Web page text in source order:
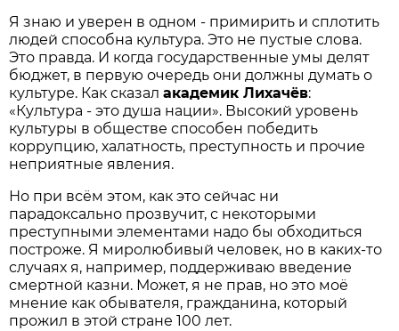
Я знаю и уверен в одном - примирить и сплотить
людей способна культура. Это не пустые слова.
Это правда. И когда государственные умы делят
бюджет, в первую очередь они должны думать о
культуре. Как сказалакадемик Лихачёв:
«Культура - это душа нации». Высокий уровень
культуры в обществе способен победить
коррупцию, халатность, преступность и прочие
неприятные явления.
Но при всём этом, как это сейчас ни
парадоксально прозвучит, с некоторыми
преступными элементами надо бы обходиться
построже. Я миролюбивый человек, но в каких-то
случаях я, например, поддерживаю введение
смертной казни. Может, я не прав, но это моё
мнение как обывателя, гражданина, который
прожил в этой стране 100 лет.